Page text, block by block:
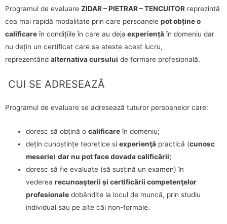
Programul de evaluare ZIDAR – PIETRAR – TENCUITOR reprezintă
cea mai rapidă modalitate prin care persoanele pot obține o
calificareîn condițiile în care au deja experiențăîn domeniu dar
nu dețin un certificat care sa ateste acest lucru,
reprezentând alternativa cursului de formare profesională.
CUI SE ADRESEAZĂ
Programul de evaluare se adresează tuturor persoanelor care:
doresc să obţină ocalificareîn domeniu;
dețin cunoștințe teoretice siexperienţă practică (cunosc
meserie)dar nu pot face dovada calificării;
doresc să fie evaluate (să susțină un examen) în
vederearecunoaşterii și certificării competenţelor
profesionale dobândite la locul de muncă, prin studiu
individual sau pe alte căi non-formale.